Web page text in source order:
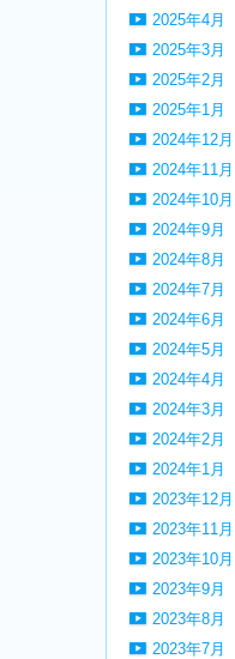
2025年4月
2025年3月
2025年2月
2025年1月
2024年12月
2024年11月
2024年10月
2024年9月
2024年8月
2024年7月
2024年6月
2024年5月
2024年4月
2024年3月
2024年2月
2024年1月
2023年12月
2023年11月
2023年10月
2023年9月
2023年8月
2023年7月